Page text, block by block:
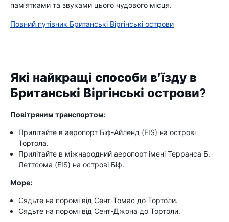
пам’ятками та звуками цього чудового місця.
Повний путівник Британські Віргінські острови
Які найкращі способи в’їзду в
Британські Віргінські острови?
Повітряним транспортом:
Прилітайте в аеропорт Біф-Айленд (EIS) на острові
Тортола.
Прилітайте в міжнародний аеропорт імені Терранса Б.
Леттсома (EIS) на острові Біф.
Море:
Сядьте на поромі від Сент-Томас до Тортоли.
Сядьте на поромі від Сент-Джона до Тортоли.